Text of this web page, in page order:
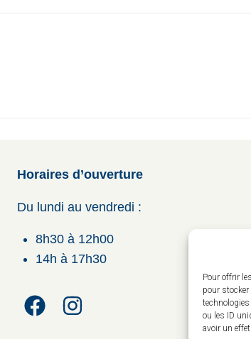
Pour offrir
pour
ou les ID
avoir un
Horaires d’ouverture
Du lundi au vendredi :
8h30 à 12h00
14h à 17h30